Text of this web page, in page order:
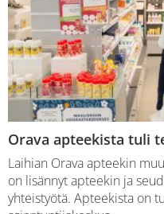
Orava apteekista tuli
Laihian Orava apteekin
on lisännyt apteekin ja
yhteistyötä. Apteekista on